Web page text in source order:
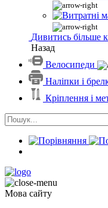
Дивитись більше
Назад
Велосипеди
Наліпки і
Кріплення і
Мова сайту